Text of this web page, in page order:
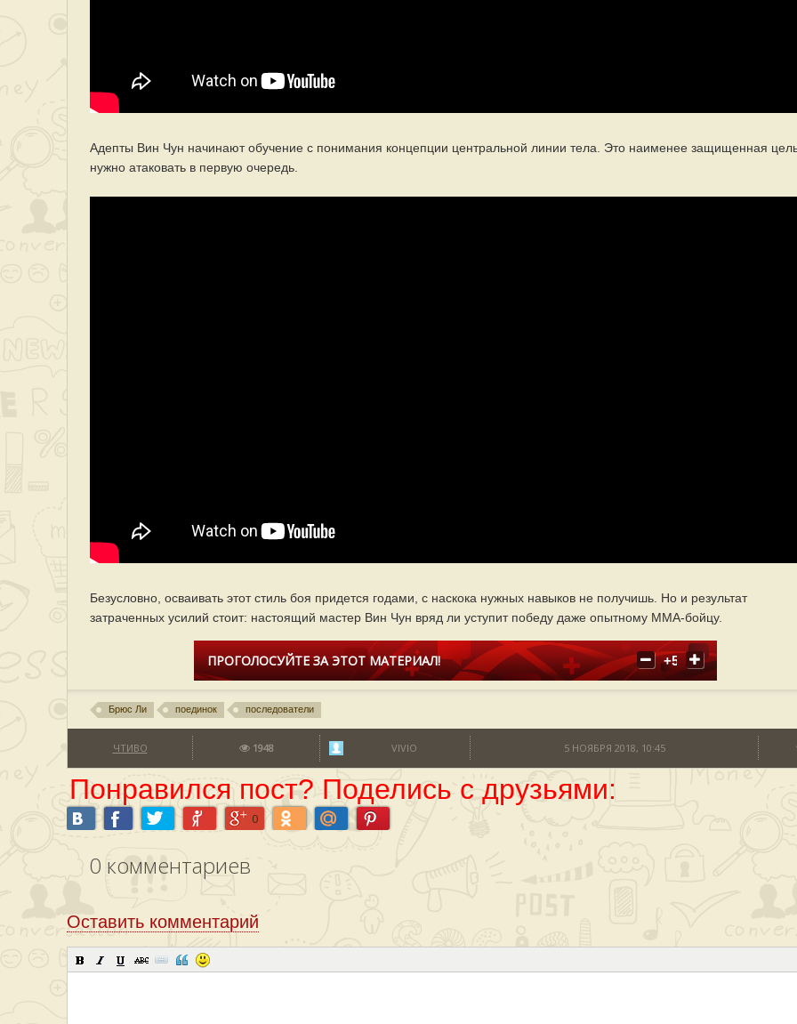
Адепты Вин Чун начинают обучение с понимания концепции центральной линии тела. Это наименее защищенная
нужно атаковать в первую очередь.
Безусловно, осваивать этот стиль боя придется годами, с наскока нужных навыков не получишь. Но и результат
затраченных усилий стоит: настоящий мастер Вин Чун вряд ли уступит победу даже опытному ММА-бойцу.
ПРОГОЛОСУЙТЕ ЗА ЭТОТ МАТЕРИАЛ! +5
Брюс Ли поединок последователи
ЧТИВО 1948 VIVIO 5 НОЯБРЯ 2018, 10:45
Понравился пост? Поделись с друзьями:
0
0 комментариев
Оставить комментарий